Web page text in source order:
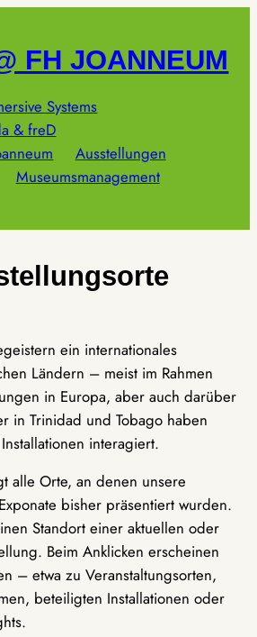
FH JOANNEUM
Systems
& freD
Ausstellungen
Museumsmanagement
ein internationales
Ländern – meist im Rahmen
in Europa, aber auch darüber
in Trinidad und Tobago haben
interagiert.
alle Orte, an denen unsere
bisher präsentiert wurden.
Standort einer aktuellen oder
Beim Anklicken erscheinen
– etwa zu Veranstaltungsorten,
beteiligten Installationen oder